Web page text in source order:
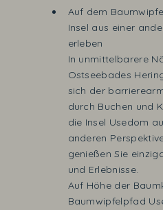
Auf dem
Insel aus einer
erleben
In unmittelbarere
Ostseebades
sich der
durch Buchen und
die Insel Usedom
anderen
genießen Sie
und Erlebnisse.
Auf Höhe der
Baumwipfelpfad